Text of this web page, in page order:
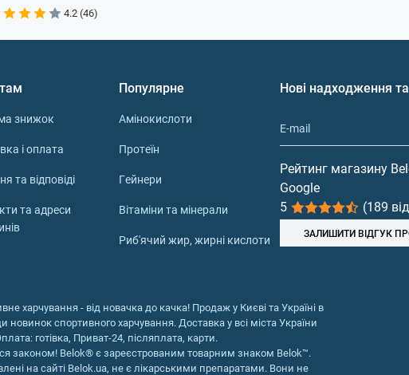
витривалість, сприяє росту м'язової
Belok, зокрема, представлена
Обидва виробники випускають Kre Alkalyn в формі капсул –
з різним вмістом діючої речовини в порції –1500 мг і 2500 мг
виробник рекомендує приймати по 1 капсулі, тобто 80
доступною ціною, без переплат посередникам. Фахівці
вашої навантаження. Можна оформити замовлення онлайн і
замовити адресну доставку по місту, доставку Новою Поштою по
4.2 (46)
знижок
і оплата
та відповіді
та адреси
Популярне
Амінокислоти
Протеїн
Гейнери
Вітаміни та мінерали
Риб'ячий жир, жирні кислоти
Нові надходження та
Рейтинг магазину
Google
5
(189
ЗАЛИШИТИ ВІДГУК
харчування - від новачка до качка! Продаж у Києві та Україні в
новинок спортивного харчування. Доставка у всі міста України
готівка, Приват-24, післяплата, карти.
законом! Belok® є зареєстрованим товарним знаком Belok™.
на сайті Belok.ua, не є лікарськими препаратами. Вони не